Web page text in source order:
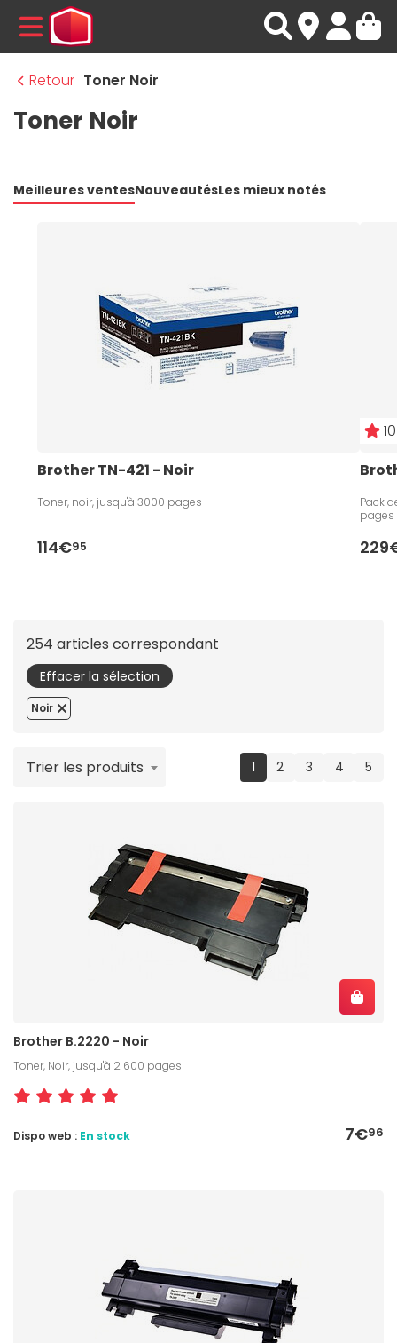
MENU
Retour Toner Noir
Toner Noir
Meilleures ventesNouveautésLes mieux notés
Brother TN-421 - Noir
Toner, noir, jusqu'à 3000 pages
114€95
Pack
pages
254 articles correspondant
Effacer la sélection
Noir
1(current)
2 3 4 5
Trier les produits
Brother B.2220 - Noir
Toner, Noir, jusqu'à 2 600 pages
7€96
Dispo web : En stock